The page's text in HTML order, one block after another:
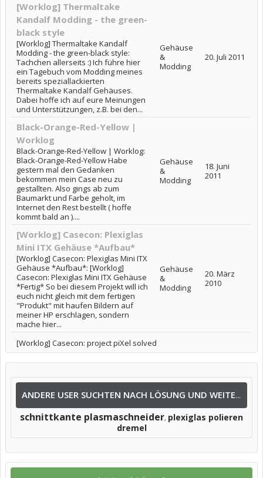
[Worklog] Thermaltake
Kandalf Modding - the green-
black style
[Worklog] Thermaltake Kandalf
Modding - the green-black style:
Tachchen allerseits :) Ich führe hier
ein Tagebuch vom Modding meines
bereits speziallackierten
Thermaltake Kandalf Gehäuses.
Dabei hoffe ich auf eure Meinungen
und Unterstützungen, z.B. bei den...
Gehäuse
&
Modding
20. Juli 2011
Black-Orange-Red-Yellow |
Worklog
Black-Orange-Red-Yellow | Worklog:
Black-Orange-Red-Yellow Habe
gestern mal den Gedanken
bekommen mein Case neu zu
gestallten. Also gings ab zum
Baumarkt und Farbe geholt, im
Internet den Rest bestellt ( hoffe
kommt bald an )....
Gehäuse
&
Modding
18. Juni
2011
[Worklog] Casecon: Plexiglas
Mini ITX Gehäuse *Aufbau*
[Worklog] Casecon: Plexiglas Mini ITX
Gehäuse *Aufbau*: [Worklog]
Casecon: Plexiglas Mini ITX Gehäuse
*Fertig* So bei diesem Projekt will ich
euch nicht gleich mit dem fertigen
"Produkt" mit haufen Bildern auf
meiner HP erschlagen, sondern
mache hier...
Gehäuse
&
Modding
20. März
2010
[Worklog] Casecon: project piXel solved
ANDERE USER SUCHTEN NACH LÖSUNG UND WEITEREN INFOS NACH:
schnittkante plasmaschneider, plexiglas polieren
dremel